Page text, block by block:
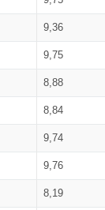
9,36
9,75
8,88
8,84
9,74
9,76
8,19